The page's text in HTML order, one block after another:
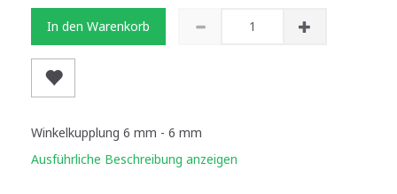
In den Warenkorb
Winkelkupplung 6 mm - 6 mm
Ausführliche Beschreibung anzeigen